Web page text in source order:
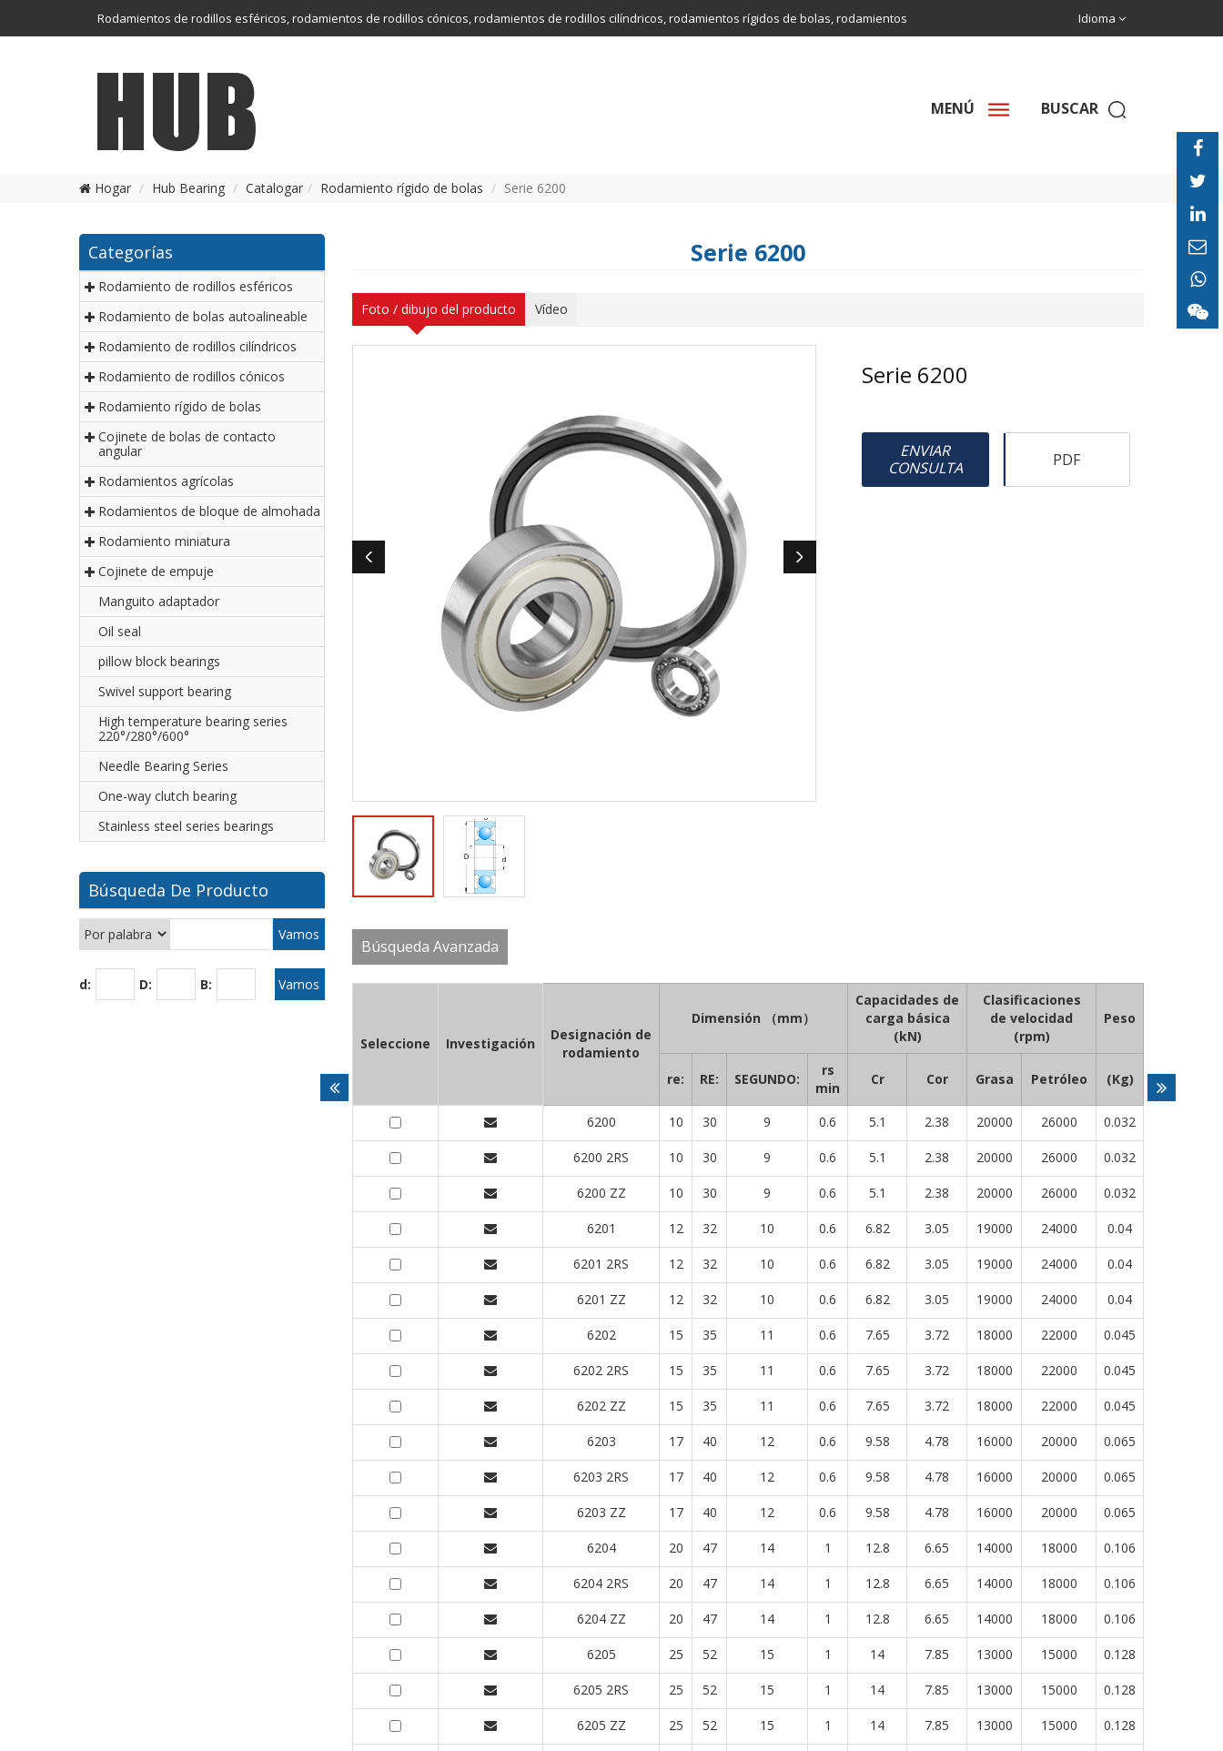
Rodamientos de rodillos esféricos, rodamientos de rodillos cónicos, rodamientos de rodillos cilíndricos, rodamientos rígidos de bolas, rodamientos Idioma
MENÚ BUSCAR
Hogar Hub Bearing Catalogar Rodamiento rígido de bolas Serie 6200
Categorías
Rodamiento de rodillos esféricos
Rodamiento de bolas autoalineable
Rodamiento de rodillos cilíndricos
Rodamiento de rodillos cónicos
Rodamiento rígido de bolas
Cojinete de bolas de contacto
angular
Rodamientos agrícolas
Rodamientos de bloque de almohada
Rodamiento miniatura
Cojinete de empuje
Manguito adaptador
Oil seal
pillow block bearings
Swivel support bearing
High temperature bearing series
220°/280°/600°
Needle Bearing Series
One-way clutch bearing
Stainless steel series bearings
Búsqueda De Producto
d: D: B:
Serie 6200
Foto / dibujo del producto Vídeo
Serie 6200
ENVIAR
CONSULTA
PDF
Búsqueda Avanzada
Seleccione Investigación
Designación de
rodamiento
Dimensión （mm）
Capacidades de
carga básica
(kN)
Clasificaciones
de velocidad
(rpm)
Peso
re: RE: SEGUNDO:
rs
min
Cr Cor Grasa Petróleo (Kg)
6200 10 30 9 0.6 5.1 2.38 20000 26000 0.032
6200 2RS 10 30 9 0.6 5.1 2.38 20000 26000 0.032
6200 ZZ 10 30 9 0.6 5.1 2.38 20000 26000 0.032
6201 12 32 10 0.6 6.82 3.05 19000 24000 0.04
6201 2RS 12 32 10 0.6 6.82 3.05 19000 24000 0.04
6201 ZZ 12 32 10 0.6 6.82 3.05 19000 24000 0.04
6202 15 35 11 0.6 7.65 3.72 18000 22000 0.045
6202 2RS 15 35 11 0.6 7.65 3.72 18000 22000 0.045
6202 ZZ 15 35 11 0.6 7.65 3.72 18000 22000 0.045
6203 17 40 12 0.6 9.58 4.78 16000 20000 0.065
6203 2RS 17 40 12 0.6 9.58 4.78 16000 20000 0.065
6203 ZZ 17 40 12 0.6 9.58 4.78 16000 20000 0.065
6204 20 47 14 1 12.8 6.65 14000 18000 0.106
6204 2RS 20 47 14 1 12.8 6.65 14000 18000 0.106
6204 ZZ 20 47 14 1 12.8 6.65 14000 18000 0.106
6205 25 52 15 1 14 7.85 13000 15000 0.128
6205 2RS 25 52 15 1 14 7.85 13000 15000 0.128
6205 ZZ 25 52 15 1 14 7.85 13000 15000 0.128